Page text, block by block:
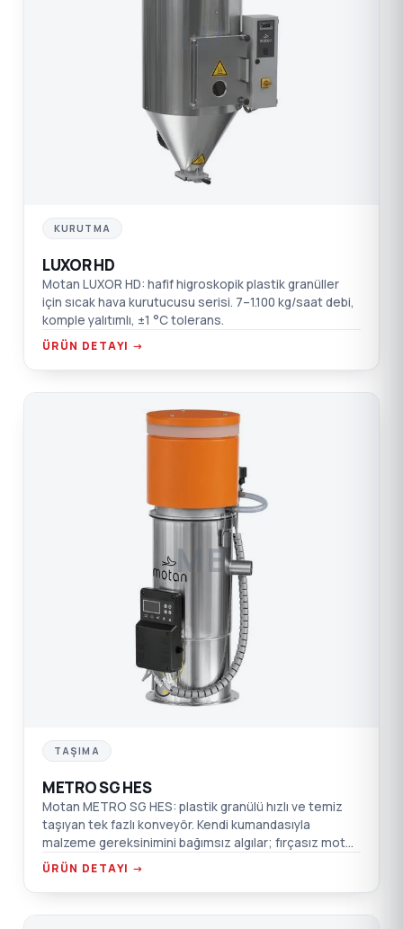
LU
KURUTMA
LUXOR HD
Motan LUXOR HD: hafif higroskopik plastik granüller
için sıcak hava kurutucusu serisi. 7–1.100 kg/saat debi,
komple yalıtımlı, ±1 °C tolerans.
ÜRÜN DETAYI →
ME
TAŞIMA
METRO SG HES
Motan METRO SG HES: plastik granülü hızlı ve temiz
taşıyan tek fazlı konveyör. Kendi kumandasıyla
malzeme gereksinimini bağımsız algılar; fırçasız motor,
sessiz çalışma.
ÜRÜN DETAYI →